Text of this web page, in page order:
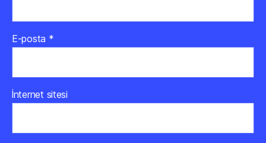
E-posta *
İnternet sitesi